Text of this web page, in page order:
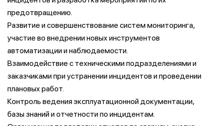
предотвращению.
Развитие и совершенствование систем мониторинга,
участие во внедрении новых инструментов
автоматизации и наблюдаемости.
Взаимодействие с техническими подразделениями и
заказчиками при устранении инцидентов и проведении
плановых работ.
Контроль ведения эксплуатационной документации,
базы знаний и отчетности по инцидентам.